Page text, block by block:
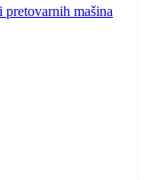
mašina